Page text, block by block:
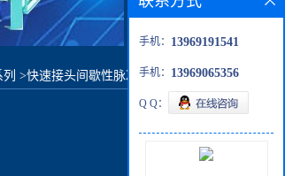
>快速接头间歇性脉冲压力测试仪器
手机： 13969191541
手机： 13969065356
Q Q：